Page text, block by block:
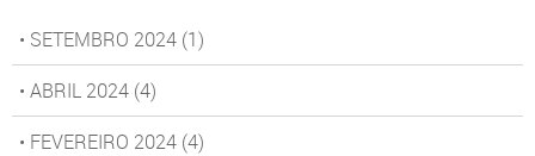
• SETEMBRO 2024 (1)
• ABRIL 2024 (4)
• FEVEREIRO 2024 (4)